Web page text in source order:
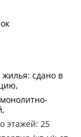
2021 г. (дом
ул.
жилья: сдано в
этажей: 25